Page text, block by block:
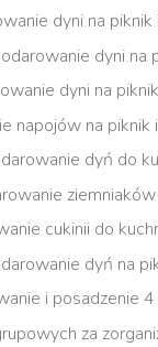
dyni na
dyni na
dyni na
napojów na
dyń do
cukinii do
dyń na
i posadzenie
za